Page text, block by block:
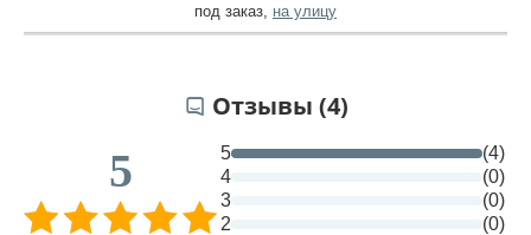
под заказ на улицу
Отзывы (4)
5 5
(4)
4
(0)
3
(0)
2
(0)